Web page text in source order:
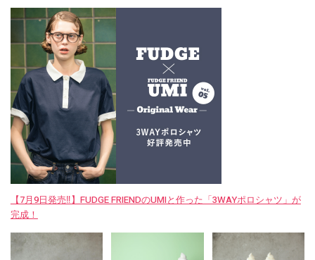
【7月9日発売‼︎】FUDGE FRIENDのUMIと作った「3WAYポロシャツ」が
完成！